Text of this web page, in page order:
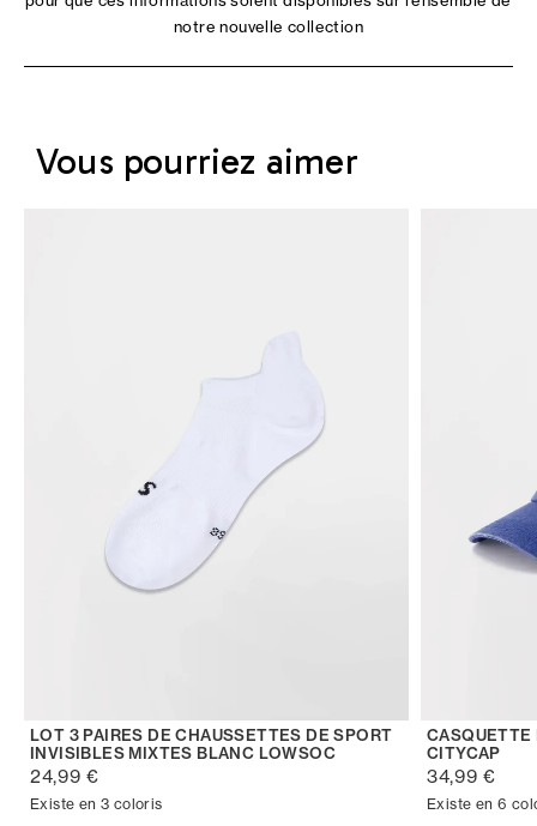
notre nouvelle collection
Vous pourriez aimer
LOT 3 PAIRES DE CHAUSSETTES DE SPORT
INVISIBLES MIXTES BLANC LOWSOC
24,99 €
Existe en 3 coloris
CASQUETTE
CITYCAP
34,99 €
Existe en 6